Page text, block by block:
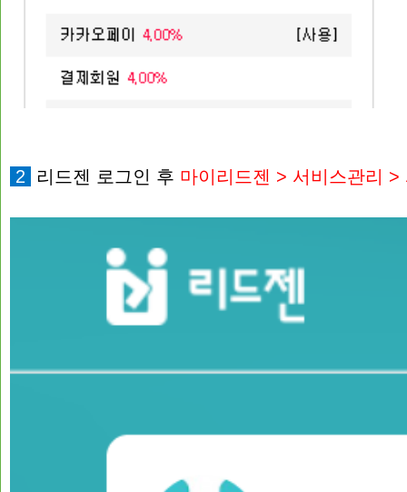
2 리드젠 로그인 후 마이리드젠 > 서비스관리 >